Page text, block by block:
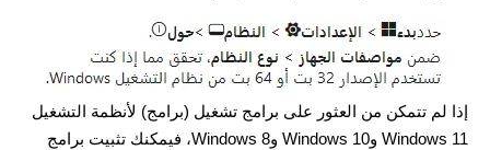
إذا لم تتمكن من العثور على برامج تشغيل (برامج) لأنظمة التشغيل
Windows 11 وWindows 10 وWindows 8، فيمكنك تثبيت برامج